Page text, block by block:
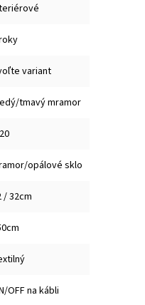
variant
tmavý mramor
opálové sklo
/ 32cm
OFF na kábli